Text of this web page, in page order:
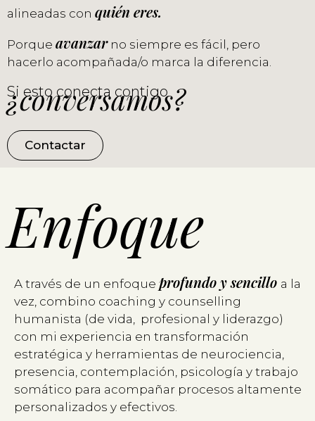
alineadas con quién eres.
Porque avanzarno siempre es fácil, pero
hacerlo acompañada/o marca la diferencia.
Si esto conecta contigo
¿conversamos?
Contactar
Enfoque
A través de un enfoque profundo y sencillo a la
vez, combino coaching y counselling
humanista (de vida, profesional y liderazgo)
con mi experiencia en transformación
estratégica y herramientas de neurociencia,
presencia, contemplación, psicología y trabajo
somático para acompañar procesos altamente
personalizados y efectivos.